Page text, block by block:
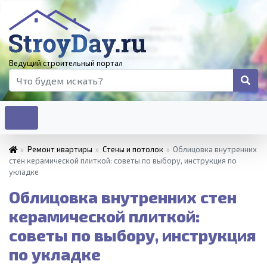
Ведущий строительный портал
» Ремонт квартиры » Стены и потолок » Облицовка внутренних
стен керамической плиткой: советы по выбору, инструкция по
укладке
Облицовка внутренних стен
керамической плиткой:
советы по выбору, инструкция
по укладке